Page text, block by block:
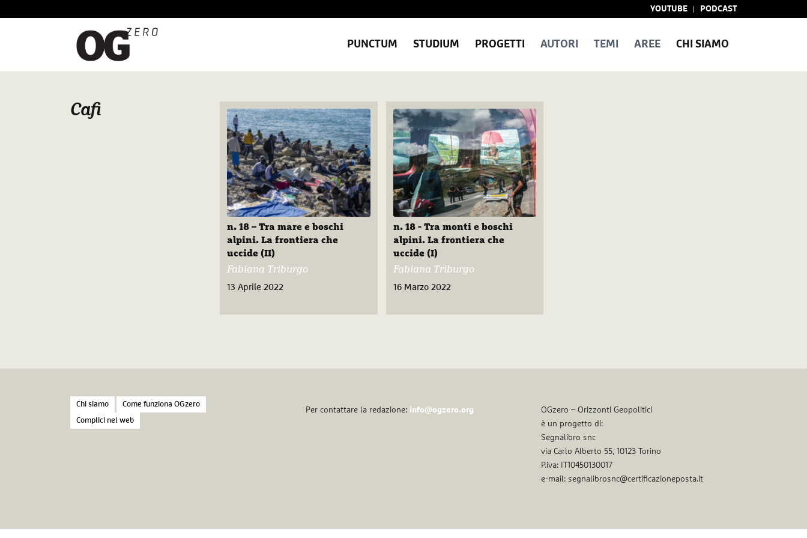
YOUTUBE PODCAST
PUNCTUM STUDIUM PROGETTI AUTORI TEMI AREE CHI SIAMO
Cafi
n. 18 – Tra mare e boschi
alpini. La frontiera che
uccide (II)
Fabiana Triburgo
13 Aprile 2022
n. 18 - Tra monti e boschi
alpini. La frontiera che
uccide (I)
Fabiana Triburgo
16 Marzo 2022
Chi siamo Come funziona OGzero
Complici nel web
Per contattare la redazione: info@ogzero.org
OGzero – Orizzonti Geopolitici
è un progetto di:
Segnalibro snc
via Carlo Alberto 55, 10123 Torino
P.iva: IT10450130017
e-mail: segnalibrosnc@certificazioneposta.it